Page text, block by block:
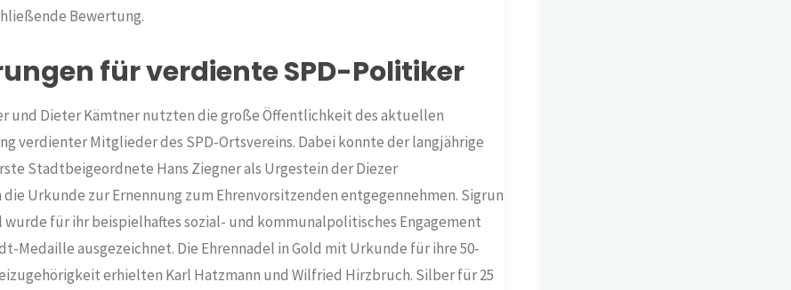
Bewertung.
für verdiente SPD-Politiker
und Dieter Kämtner nutzten die große Öffentlichkeit des aktuellen
verdienter Mitglieder des SPD-Ortsvereins. Dabei konnte der langjährige
Stadtbeigeordnete Hans Ziegner als Urgestein der Diezer
Urkunde zur Ernennung zum Ehrenvorsitzenden entgegennehmen. Sigrun
für ihr beispielhaftes sozial- und kommunalpolitisches Engagement
Medaille ausgezeichnet. Die Ehrennadel in Gold mit Urkunde für ihre 50-
erhielten Karl Hatzmann und Wilfried Hirzbruch. Silber für 25